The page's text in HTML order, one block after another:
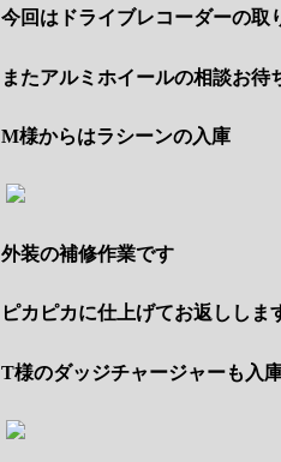
今回はドライブレコーダーの取
またアルミホイールの相談お待
M様からはラシーンの入庫
外装の補修作業です
ピカピカに仕上げてお返しし
T様のダッジチャージャーも入